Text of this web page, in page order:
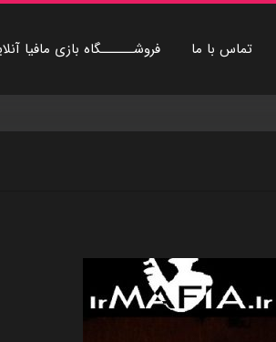
تماس با ما فروشــــــگاه بازی مافيا